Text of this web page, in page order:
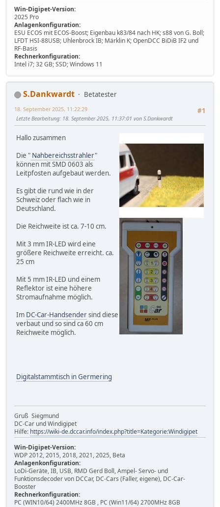
Win-Digipet-Version:
2025 Pro
Anlagenkonfiguration:
ESU ECOS mit ECOS-Boost; Eigenbau k83/84 nach HK; s88 von G. Boll;
LFDT HSI-88USB; Uhlenbrock IB; Märklin K; OpenDCC BiDiB IF2 und
RF-Basis
Rechnerkonfiguration:
Intel i7; 32 GB; SSD; Windows 11
S.Dankwardt
Betatester
#1
18. September 2025, 11:22:29
Letzte Bearbeitung: 18. September 2025, 11:37:01 von S.Dankwardt
Hallo zusammen
Die " Nahbereichsstrahler"
können mit SMD 0603 als
Leitpfosten aufgebaut werden.
Es gibt die rund wie in der
Schweiz oder flach wie in
Deutschland.
Die Reichweite ist ca. 7-10 cm.
Mit 3 mm IR-LED wird eine
größere Reichweite erreicht. ca.
25 cm
Mit 5 mm IR-LED und einem
Reflektor ist eine höhere
Stromaufnahme möglich.
Im DC-Car-Handsendersind diese
verbaut und so sind ca 60 cm
Reichweite möglich.
Digitalstammtisch in Germering
Gruß Siegmund
DC-Car und Windigipet
Hilfe: https://wiki-de.dccar.info/index.php?title=Kategorie:Windigipet
Win-Digipet-Version:
WDP 2012, 2015, 2018, 2021, 2025, Beta
Anlagenkonfiguration:
LoDi-Geräte, IB, USB, RMD Gerd Boll, Ampel- Servo- und
Funktionsdecoder von DCCar, DC-Cars (Faller, eigene), DC-Car-
Booster
Rechnerkonfiguration:
PC (WIN10/64) 2400MHz 8GB , PC (Win11/64) 2700MHz 8GB